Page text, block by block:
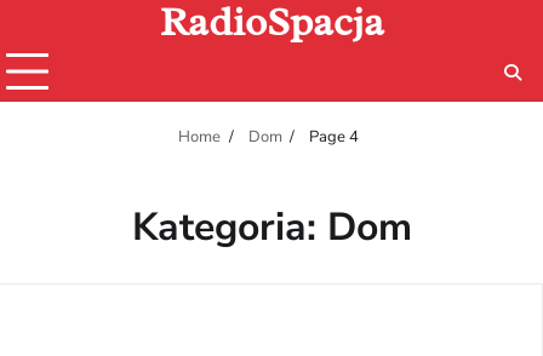
content
RadioSpacja
Home Dom Page 4
Kategoria: Dom